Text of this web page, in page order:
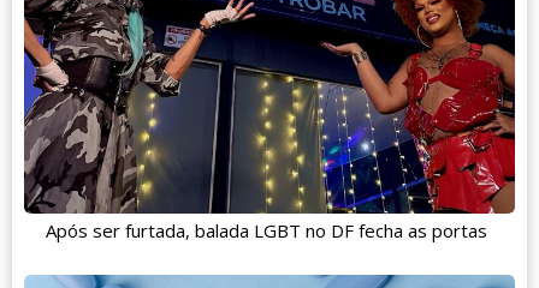
Após ser furtada, balada LGBT no DF fecha as portas